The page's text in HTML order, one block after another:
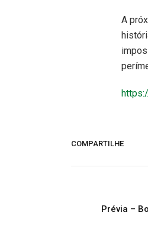
A
COMPARTILHE
Prévia –